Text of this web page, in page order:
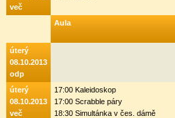
več
Aula
úterý
08.10.2013
odp
úterý
08.10.2013
več
17:00 Kaleidoskop
17:00 Scrabble páry
18:30 Simultánka v čes. dámě